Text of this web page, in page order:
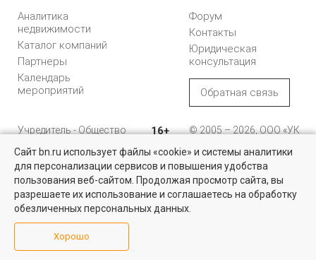
Аналитика
недвижимости
Каталог компаний
Партнеры
Календарь
мероприятий
Форум
Контакты
Юридическая
консультация
Обратная связь
Учредитель - Общество
ответственностью
"Управляющая
компания "Бюллетень
недвижимости"
16+
© 2005 – 2026, ООО «УК
196105, Санкт-
Петербург, пр. Юрия
Гагарина, 1
8 (812) 331-93-56
reklama@bn.ru
Сайт bn.ru использует файлы «cookie» и системы аналитики
для персонализации сервисов и повышения удобства
пользования веб-сайтом. Продолжая просмотр сайта, вы
разрешаете их использование и соглашаетесь на обработку
обезличенных персональных данных.
Хорошо